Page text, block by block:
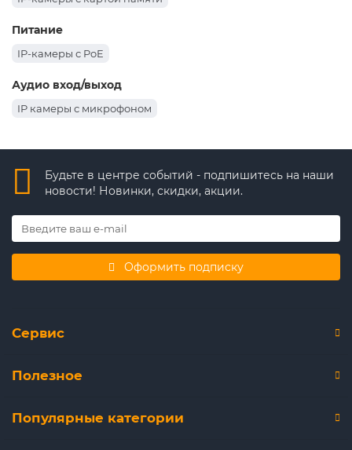
Питание
IP-камеры с PoE
Аудио вход/выход
IP камеры с микрофоном
Будьте в центре событий - подпишитесь на наши
новости! Новинки, скидки, акции.
Оформить подписку
Сервис
Полезное
Популярные категории